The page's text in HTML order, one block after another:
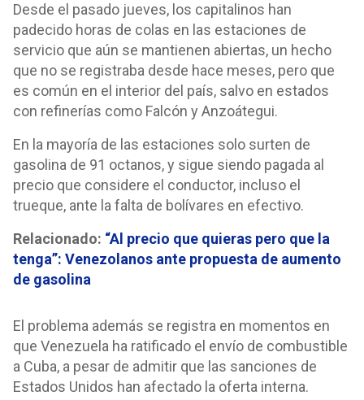
Desde el pasado jueves, los capitalinos han
padecido horas de colas en las estaciones de
servicio que aún se mantienen abiertas, un hecho
que no se registraba desde hace meses, pero que
es común en el interior del país, salvo en estados
con refinerías como Falcón y Anzoátegui.
En la mayoría de las estaciones solo surten de
gasolina de 91 octanos, y sigue siendo pagada al
precio que considere el conductor, incluso el
trueque, ante la falta de bolívares en efectivo.
Relacionado: “Al precio que quieras pero que la
tenga”: Venezolanos ante propuesta de aumento
de gasolina
El problema además se registra en momentos en
que Venezuela ha ratificado el envío de combustible
a Cuba, a pesar de admitir que las sanciones de
Estados Unidos han afectado la oferta interna.